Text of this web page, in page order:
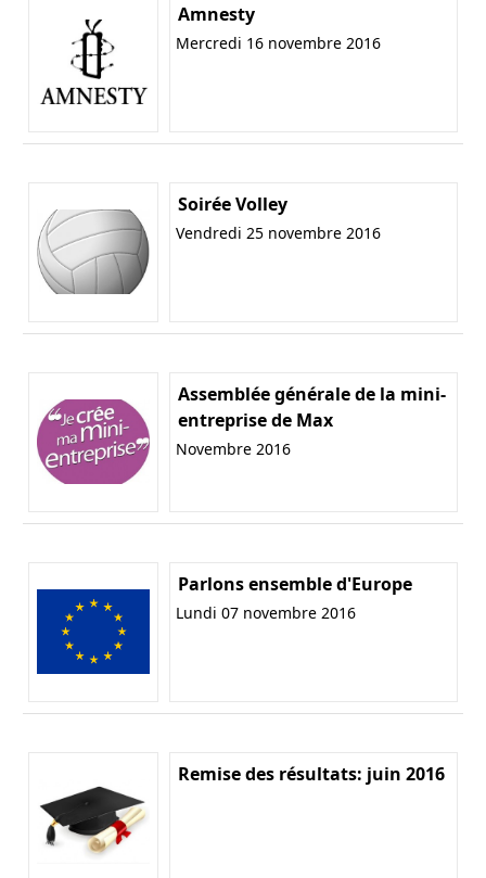
Amnesty
Mercredi 16 novembre 2016
Soirée Volley
Vendredi 25 novembre 2016
Assemblée générale de la mini-
entreprise de Max
Novembre 2016
Parlons ensemble d'Europe
Lundi 07 novembre 2016
Remise des résultats: juin 2016